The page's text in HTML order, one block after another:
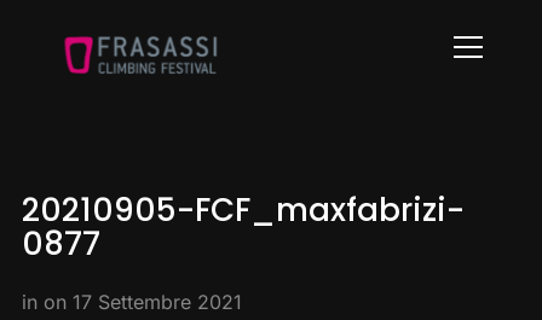
Info
20210905-FCF_maxfabrizi-
0877
in on 17 Settembre 2021